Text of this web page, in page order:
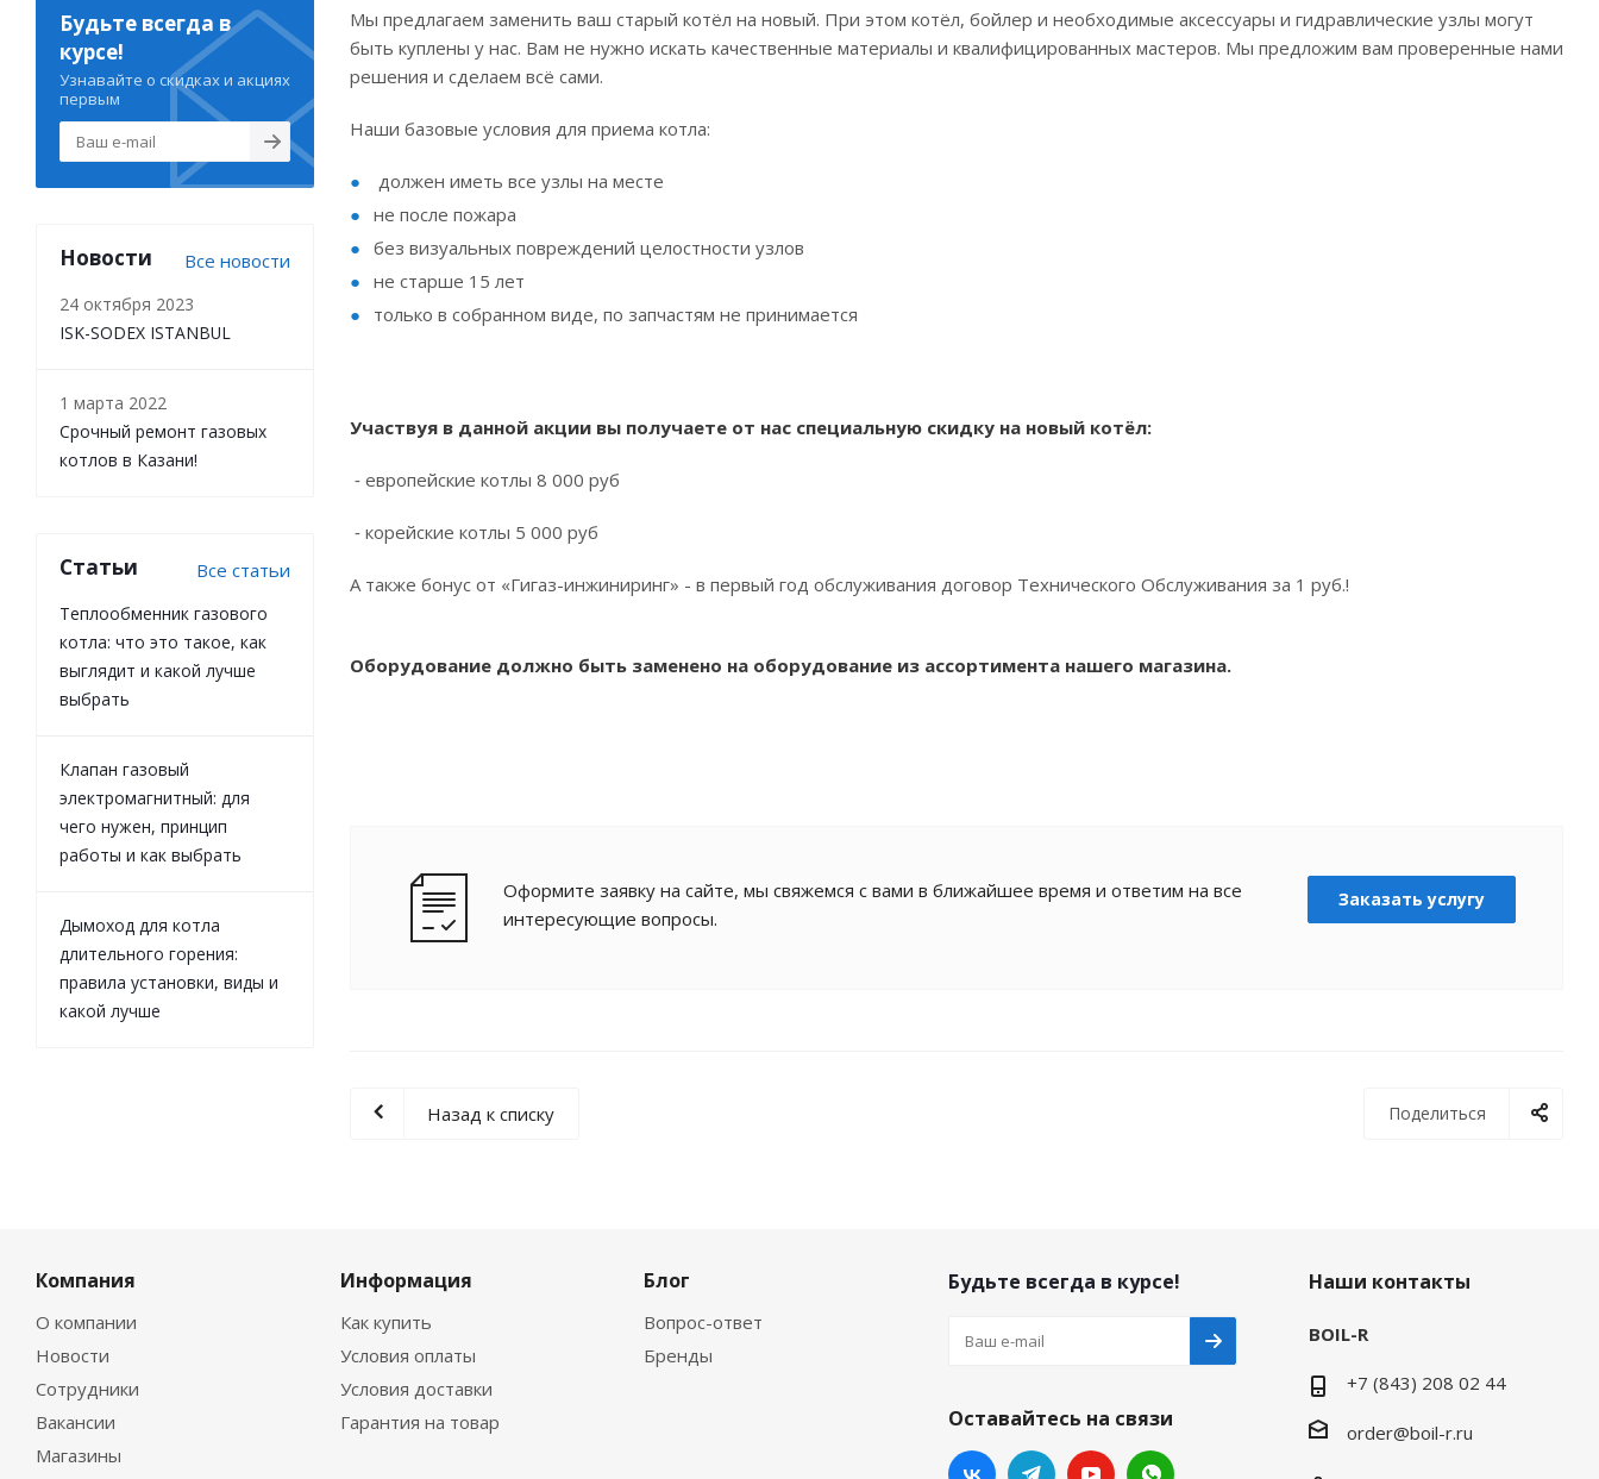
Мы предлагаем заменить ваш старый котёл на новый. При этом котёл, бойлер и необходимые аксессуары и гидравлические узлы могут
быть куплены у нас. Вам не нужно искать качественные материалы и квалифицированных мастеров. Мы предложим вам проверенные нами
решения и сделаем всё сами.
Наши базовые условия для приема котла:
должен иметь все узлы на месте
не после пожара
без визуальных повреждений целостности узлов
не старше 15 лет
только в собранном виде, по запчастям не принимается
Участвуя в данной акции вы получаете от нас специальную скидку на новый котёл:
⁃ европейские котлы 8 000 руб
⁃ корейские котлы 5 000 руб
А также бонус от «Гигаз-инжиниринг» - в первый год обслуживания договор Технического Обслуживания за 1 руб.!
Оборудование должно быть заменено на оборудование из ассортимента нашего магазина.
Оформите заявку на сайте, мы свяжемся с вами в ближайшее время и ответим на все
интересующие вопросы.
Заказать услугу
Поделиться
Назад к списку
Будьте всегда в
курсе!
Узнавайте о скидках и акциях
первым
Новости Все новости
24 октября 2023
ISK-SODEX ISTANBUL
1 марта 2022
Срочный ремонт газовых
котлов в Казани!
Статьи Все статьи
Теплообменник газового
котла: что это такое, как
выглядит и какой лучше
выбрать
Клапан газовый
электромагнитный: для
чего нужен, принцип
работы и как выбрать
Дымоход для котла
длительного горения:
правила установки, виды и
какой лучше
Компания
О компании
Новости
Сотрудники
Вакансии
Магазины
Информация
Как купить
Условия оплаты
Условия доставки
Гарантия на товар
Блог
Вопрос-ответ
Бренды
Будьте всегда в курсе!
Оставайтесь на связи
Наши контакты
BOIL-R
+7 (843) 208 02 44
order@boil-r.ru